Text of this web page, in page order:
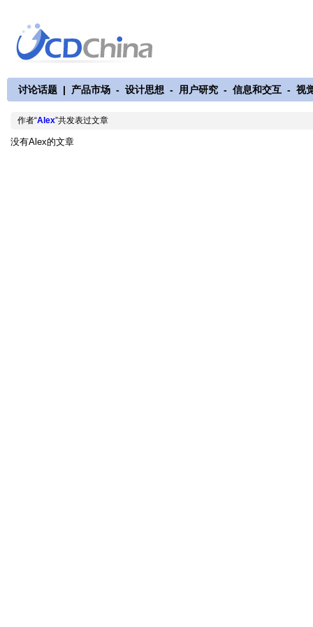
讨论话题 | 产品市场 - 设计思想 - 用户研究 - 信息和交互 - 视
作者“Alex”共发表过文章
没有Alex的文章